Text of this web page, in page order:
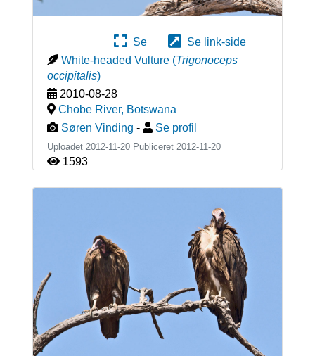
Se
Se link-side
White-headed Vulture (Trigonoceps
occipitalis)
2010-08-28
Chobe River, Botswana
Søren Vinding - Se profil
Uploadet 2012-11-20 Publiceret 2012-11-20
1593